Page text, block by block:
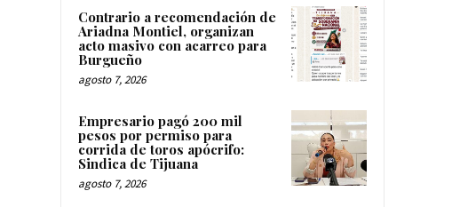
Contrario a recomendación de
Ariadna Montiel, organizan
acto masivo con acarreo para
Burgueño
agosto 7, 2026
Empresario pagó 200 mil
pesos por permiso para
corrida de toros apócrifo:
Sindica de Tijuana
agosto 7, 2026